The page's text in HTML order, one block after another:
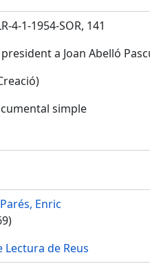
4-1-1954-SOR, 141
a Joan Abelló
simple
Enric
Lectura de Reus